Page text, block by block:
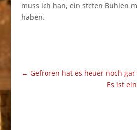
muss ich han, ein steten Buhlen
haben.
← Gefroren hat es heuer noch gar
Es ist